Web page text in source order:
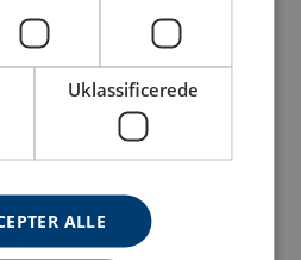
POWERTEX PBC-S1
Uklassificerede
ALLE